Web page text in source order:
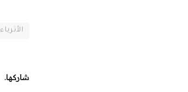
الأثرياء
شاركها.